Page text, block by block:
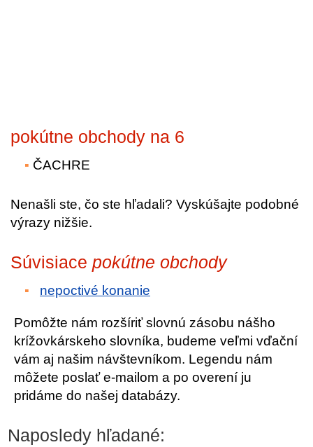
pokútne obchody na 6
ČACHRE
Nenašli ste, čo ste hľadali? Vyskúšajte podobné
výrazy nižšie.
Súvisiace pokútne obchody
nepoctivé konanie
Pomôžte nám rozšíriť slovnú zásobu nášho
krížovkárskeho slovníka, budeme veľmi vďační
vám aj našim návštevníkom. Legendu nám
môžete poslať e-mailom a po overení ju
pridáme do našej databázy.
Naposledy hľadané: